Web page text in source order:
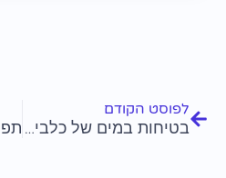
לפוסט הקודם
בטיחות במים של כלבים: טיפים ליהנות מהמים בבטחה